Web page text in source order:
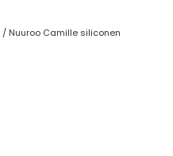
/ Nuuroo Camille siliconen